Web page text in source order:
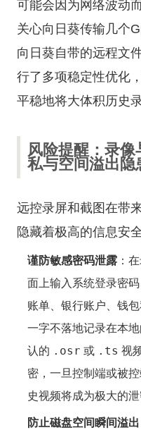
可能会因为网络波动
关心向日葵传输几个
向日葵自带的远程文
行了多项稳定性优化
平稳地将大体积历史
风险提醒：录
私与空间溢出隐
远控录屏和截图在带
隐藏着极高的信息安
谨防敏感密码泄露 ：
面上输入系统登录密
账单、银行账户、钱
一字不落地记录在本
认的 .osr 或 .ts 视
密，一旦控制端或被
史视频将成为极大的泄
防止磁盘空间瞬间溢出